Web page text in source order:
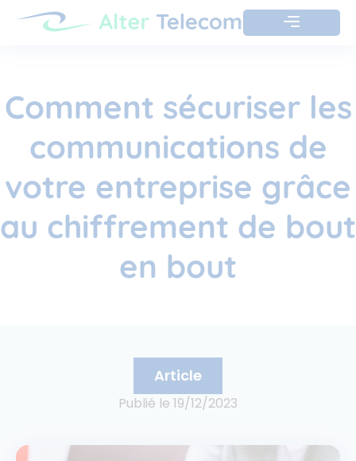
Comment sécuriser les
communications de
votre entreprise grâce
au chiffrement de bout
en bout
Article
Publié le 19/12/2023